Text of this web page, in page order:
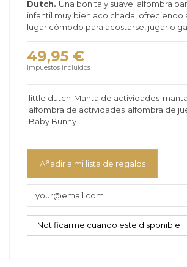
Dutch. Una bonita y suave alfombra
infantil muy bien acolchada, ofreciendo
lugar cómodo para acostarse, jugar o
49,95 €
Impuestos incluidos
little dutch Manta de actividades
alfombra de actividades alfombra de
Baby Bunny
Añadir a mi lista de regalos